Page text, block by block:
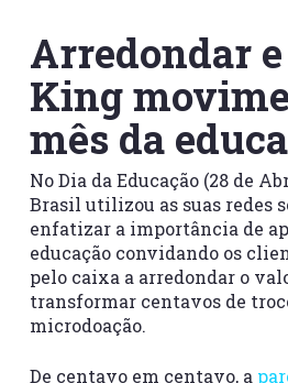
Arredondar
King
mês da
No Dia da Educação (28 de
Brasil utilizou as suas redes
enfatizar a importância de
educação convidando os
pelo caixa a arredondar o
transformar centavos de
microdoação.
De centavo em centavo, a